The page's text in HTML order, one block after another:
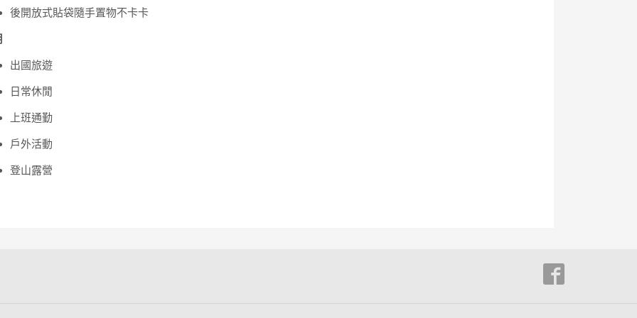
後開放式貼袋隨手置物不卡卡
出國旅遊
日常休閒
上班通勤
戶外活動
登山露營